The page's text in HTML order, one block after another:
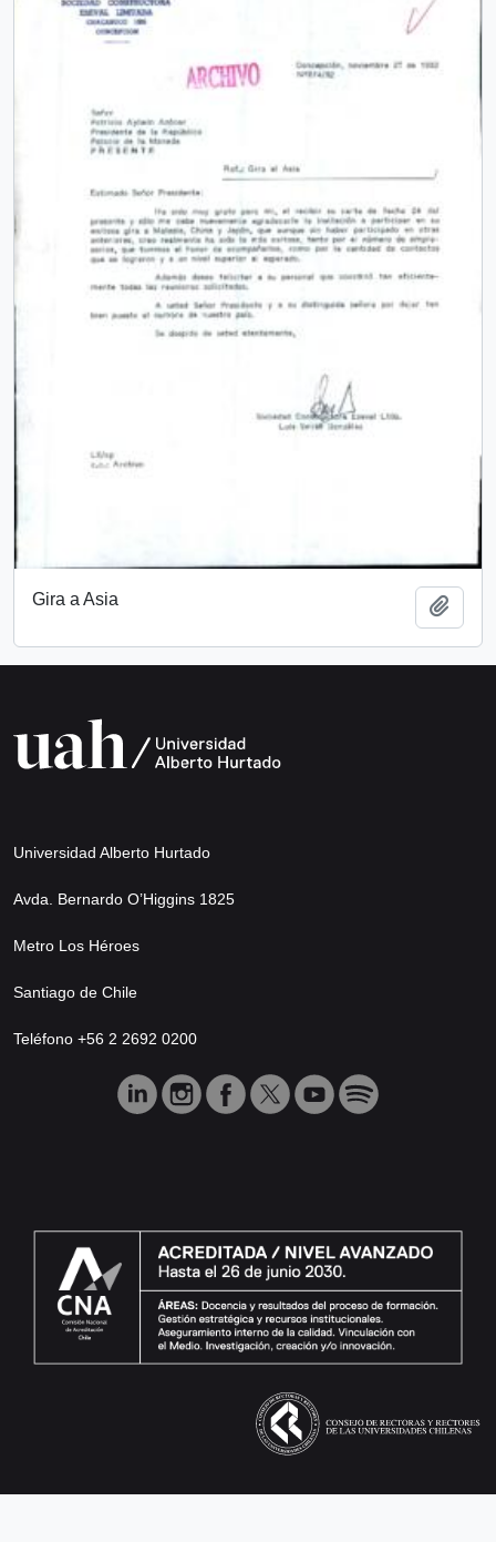
Gira a Asia
Universidad Alberto Hurtado
Avda. Bernardo O’Higgins 1825
Metro Los Héroes
Santiago de Chile
Teléfono +56 2 2692 0200